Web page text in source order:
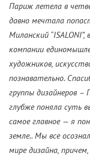
Париж летела в
давно мечтала
Миланский
компании
художников,
познавательно.
группы дизайнеров –
глубже поняла суть
самое главное — я
земле.. Мы все
мире дизайна,